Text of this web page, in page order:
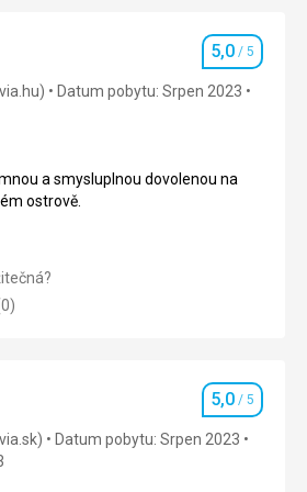
Hodnocení
5,0 / 5
Datum pobytu: Srpen 2023
a smysluplnou dovolenou na
ostrově.
a smysluplnou dovolenou na
5,0/ 5
5,0 / 5
0)
Hodnocení
5,0 / 5
Datum pobytu: Srpen 2023